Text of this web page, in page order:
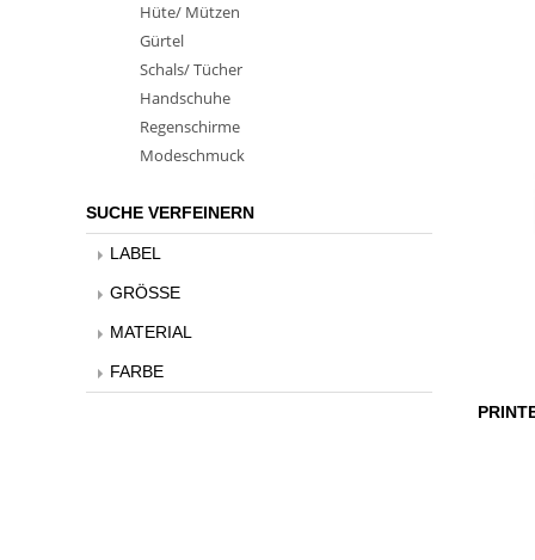
Hüte/ Mützen
Gürtel
Schals/ Tücher
Handschuhe
Regenschirme
Modeschmuck
SUCHE VERFEINERN
LABEL
GRÖSSE
MATERIAL
FARBE